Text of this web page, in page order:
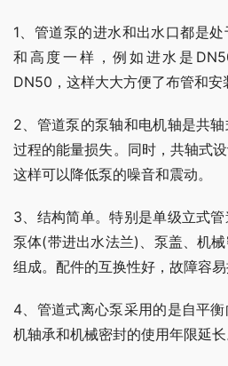
1、管道泵的进水和出水口都是
和高度一样，例如进水是
DN50，这样大大方便了布管和安
2、管道泵的泵轴和电机轴是共
过程的能量损失。同时，共轴式
这样可以降低泵的噪音和震动。
3、结构简单。特别是单级立式
泵体(带进出水法兰)、泵盖、机
组成。配件的互换性好，故障容易
4、管道式离心泵采用的是自平
机轴承和机械密封的使用年限延长